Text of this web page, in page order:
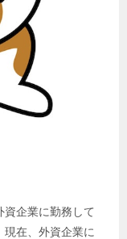
企業に勤務して
在、外資企業に